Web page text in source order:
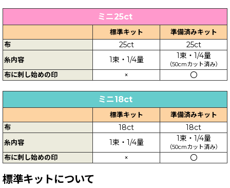
ミニ25ct
標準キット
準備済みキット
布
25ct 25ct
糸内容 1束・1/4量 1束・1/4量
（50cmカット済み）
布に刺し始めの印 × 〇
ミニ18ct
標準キット
準備済みキット
布
18ct 18ct
糸内容 1束・1/4量 1束・1/4量
（50cmカット済み）
布に刺し始めの印 × 〇
標準キットについて